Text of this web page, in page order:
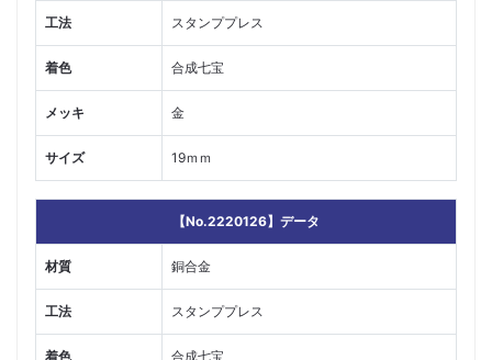
工法 スタンププレス
着色 合成七宝
メッキ 金
サイズ 19ｍｍ
【No.2220126】データ
材質 銅合金
工法 スタンププレス
着色 合成七宝